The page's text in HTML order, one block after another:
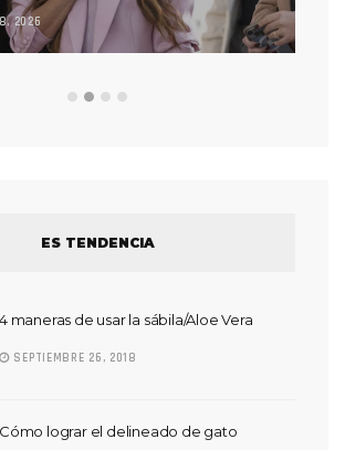
2026
ES TENDENCIA
4 maneras de usar la sábila/Aloe Vera
SEPTIEMBRE 26, 2018
Cómo lograr el delineado de gato